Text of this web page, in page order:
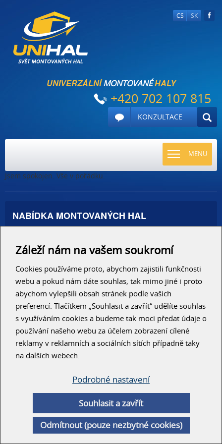
CS SK
UNIVERZÁLNÍMONTOVANÉHALY
+420 702 107 815
KONZULTACE
MENU
TOGGLE
Jsem spokojen. Vše v pořádku.
NABÍDKA MONTOVANÝCH HAL
Výrobní areály
Zemědělské haly
Konzolové regály
RYCHLÝ KONTAKT
© Unihal 2014
Created byArtWeby| Powered by ArtCMS
Záleží nám na vašem soukromí
Cookies používáme proto, abychom zajistili funkčnosti
webu a pokud nám dáte souhlas, tak mimo jiné i proto
abychom vylepšili obsah stránek podle vašich
preferencí. Tlačítkem „Souhlasit a zavřít“ udělíte souhlas
s využíváním cookies a budeme tak moci předat údaje o
používání našeho webu za účelem zobrazení cílené
reklamy v reklamních a sociálních sítích případně taky
na dalších webech.
Podrobné nastavení
Odmítnout (pouze nezbytné cookies)
Souhlasit a zavřít